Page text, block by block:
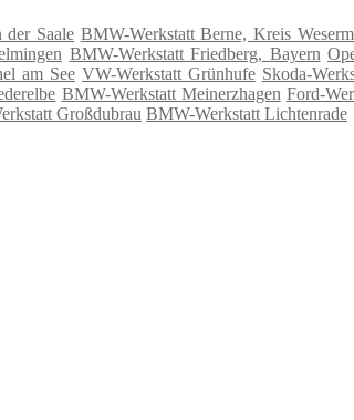
der Saale BMW-Werkstatt Berne, Kreis
BMW-Werkstatt Friedberg, Bayern
am See VW-Werkstatt Grünhufe Skoda-
BMW-Werkstatt Meinerzhagen Ford-
Großdubrau BMW-Werkstatt Lichtenrade